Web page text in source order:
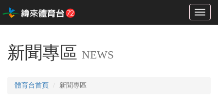
Toggle
新聞專區 NEWS
體育台首頁 新聞專區